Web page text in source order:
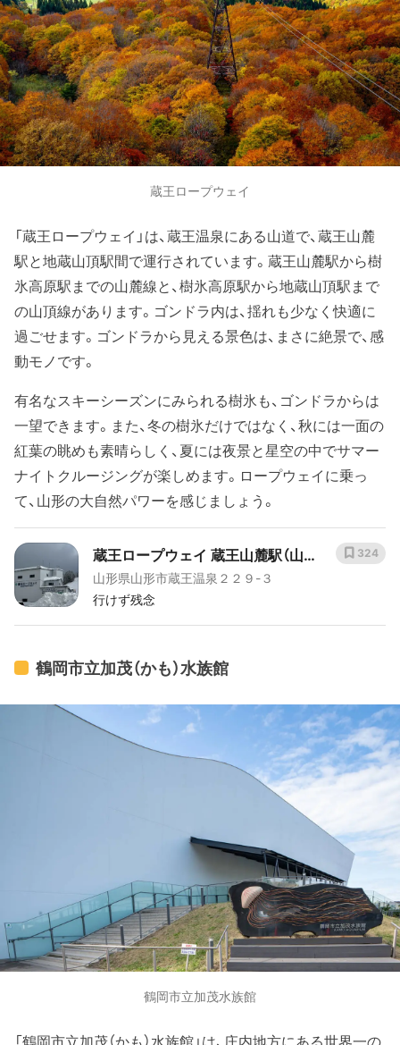
蔵王ロープウェイ
「蔵王ロープウェイ」は、蔵王温泉にある山道で、蔵王山麓
駅と地蔵山頂駅間で運行されています。蔵王山麓駅から樹
氷高原駅までの山麓線と、樹氷高原駅から地蔵山頂駅まで
の山頂線があります。ゴンドラ内は、揺れも少なく快適に
過ごせます。ゴンドラから見える景色は、まさに絶景で、感
動モノです。
有名なスキーシーズンにみられる樹氷も、ゴンドラからは
一望できます。また、冬の樹氷だけではなく、秋には一面の
紅葉の眺めも素晴らしく、夏には夜景と星空の中でサマー
ナイトクルージングが楽しめます。ロープウェイに乗っ
て、山形の大自然パワーを感じましょう。
蔵王ロープウェイ 蔵王山麓駅（山麓
線）
山形県山形市蔵王温泉２２９-３
行けず残念
324
鶴岡市立加茂（かも）水族館
鶴岡市立加茂水族館